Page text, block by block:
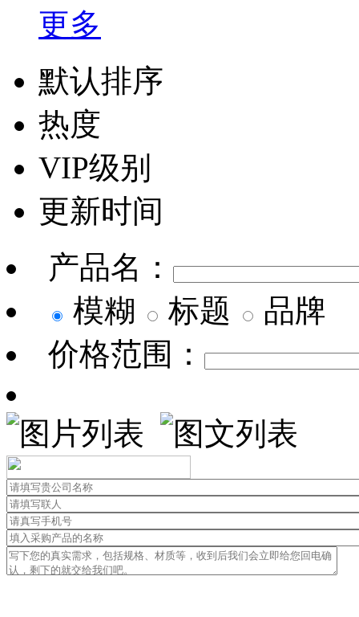
更多
默认排序
热度
VIP级别
更新时间
产品名：
模糊
标题
品牌
价格范围：